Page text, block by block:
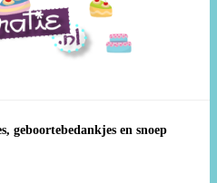
geboortebedankjes en snoep